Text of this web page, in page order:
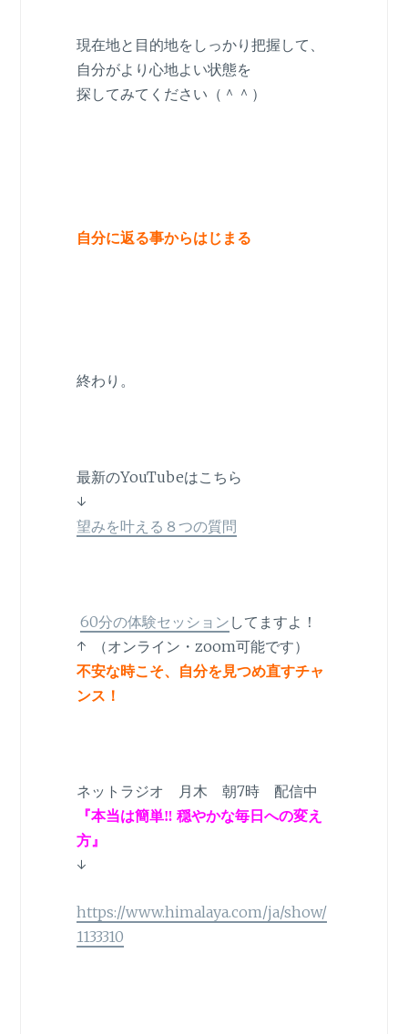
現在地と目的地をしっかり把握して、
自分がより心地よい状態を
探してみてください（＾＾）
自分に返る事からはじまる
終わり。
最新のYouTubeはこちら
↓
望みを叶える８つの質問
60分の体験セッション してますよ！
↑ （オンライン・zoom可能です）
不安な時こそ、自分を見つめ直すチャ
ンス！
ネットラジオ 月木 朝7時 配信中
『本当は簡単‼︎ 穏やかな毎日への変え
方』
↓
https://www.himalaya.com/ja/show/
1133310